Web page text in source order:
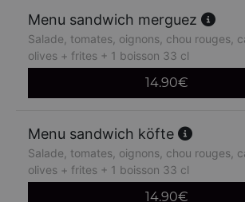
Menu sandwich merguez
Salade, tomates, oignons, chou rouges,
olives + frites + 1 boisson 33 cl
14.90€
Menu sandwich köfte
Salade, tomates, oignons, chou rouges,
olives + frites + 1 boisson 33 cl
14.90€